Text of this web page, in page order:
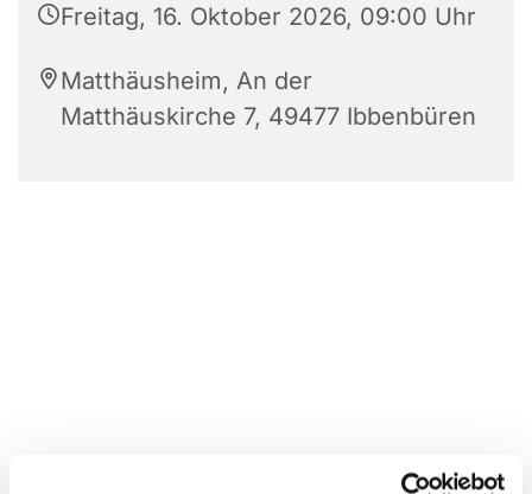
Freitag, 16. Oktober 2026, 09:00 Uhr
Matthäusheim, An der
Matthäuskirche 7, 49477 Ibbenbüren